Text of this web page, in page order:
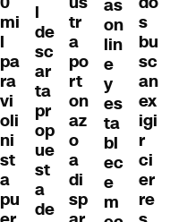
mi
l
pa
ra
vi
oli
ni
st
a
pu
l
de
sc
ar
ta
pr
op
ue
st
a
de
tr
a
po
rt
on
az
o
a
di
sp
as
on
lin
e
y
es
ta
bl
ec
e
m
s
bu
sc
an
ex
igi
r
ci
er
re